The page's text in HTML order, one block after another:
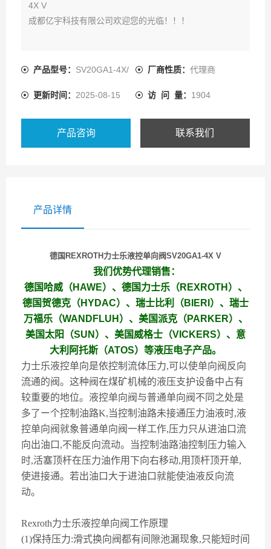
4X V
成都亿宇科技有限公司欢迎您的光临！！！
产品型号： SV20GA1-4X/ 厂商性质： 代理商
更新时间： 2025-08-15 访 问 量： 1904
产品咨询 联系我们
产品详情
德国REXROTH力士乐液控单向阀SV20GA1-4X V
我们优势代理销售：
德国哈威（HAWE）、德国力士乐（REXROTH）、
德国贺德克（HYDAC）、瑞士比利（BIERI）、瑞士
万福乐（WANDFLUH）、美国派克（PARKER）、
美国太阳（SUN）、美国威格士（VICKERS）、意
大利阿托斯（ATOS）等液压电子产品。
力士乐液控单向是依控制流体压力,可以使单向阀反向
流通的阀。这种阀在煤矿机械的液压支护设备中占有
较重要的地位。液控单向阀与普通单向阀不同之处是
多了ー个控制油路K,当控制油路未接通压力油液时,液
控单向阀就象普通单向阀一样工作,压力只从进油口流
向出油口,不能反向流动。当控制油路油控制压力输入
时,活塞顶杆在压力油作用下向右移动,用顶杆顶开单,
使进接通。若出油口大于进油口就能使油液反向流
动。
Rexroth力士乐液控单向阀工作原理
(1)保持压力:滑式换向阀都有间隙池漏现象,只能短时间